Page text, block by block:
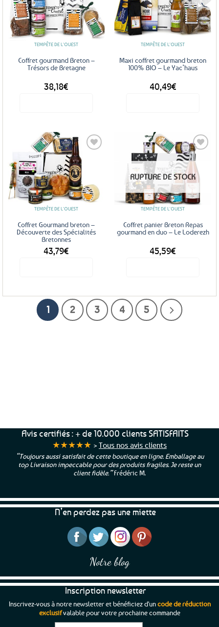
Ajouter
aux
favoris
TEMPÊTE DE L'OUEST
Coffret gourmand Breton –
Trésors de Bretagne
38,18€
Ajouter
aux
favoris
TEMPÊTE DE L'OUEST
Maxi coffret gourmand breton
100% BIO – Le Yac’haus
40,49€
favoris
TEMPÊTE DE L'OUEST
Coffret Gourmand breton –
Découverte des Spécialités
Bretonnes
43,79€
Ajouter
aux
RUPTURE DE STOCK
TEMPÊTE DE L'OUEST
Coffret panier Breton Repas
gourmand en duo – Le Loderezh
45,59€
1 2 3 4 5
Avis certifiés : + de 10.000 clients SATISFAITS
★★★★★ > Tous nos avis clients
“Toujours aussi satisfait de cette boutique en ligne. Emballage au
top Livraison impeccable pour des produits fragiles. Je reste un
client fidèle.”Frédéric M.
N’en perdez pas une miette
Notre blog
Inscription newsletter
Inscrivez-vous à notre newsletter et bénéficiez d'uncode de réduction
exclusifvalable pour votre prochaine commande